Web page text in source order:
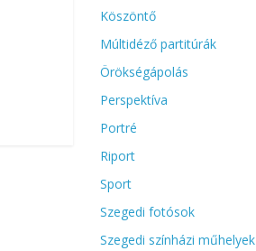
Köszöntő
Múltidéző partitúrák
Örökségápolás
Perspektíva
Portré
Riport
Sport
Szegedi fotósok
Szegedi színházi műhelyek